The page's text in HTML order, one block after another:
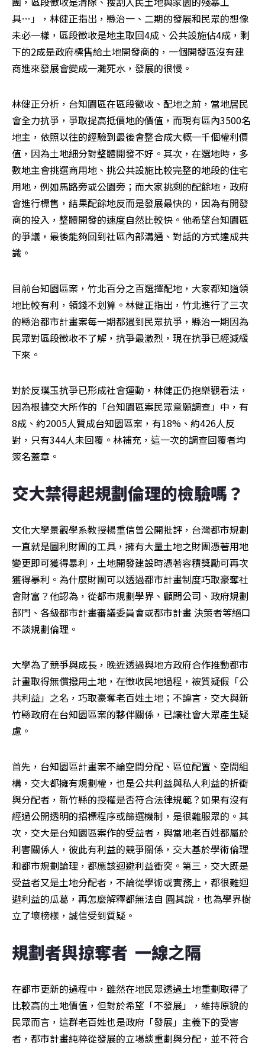
具…」，林健正指出，縣治一、二期的發展和民眾的想像
未必一樣，區段徵收是地主取回4成、公共設施佔4成，剩
下的2成是政府標售給土地開發商的，一個開發區沒有建
商進來發展會變成一灘死水，發展的很慢。
林健正分析，台知園區在區段徵收、配地之前，當地居民
會全力抗爭，爭取提高抵價地的價值，而現有區內3500名
地主，依照以往的經驗到最後會整合成大概一千個權利價
值，因為土地細分對整體開發不好。其次，在選地時，多
數地主會挑選商用地、挑公共設施比較完整的地段的住宅
用地，例如馬路旁或公園旁；而大家挑剩的配餘地，政府
會進行標售，結果配餘地反而是發展最快的，因為有開發
商的投入，整體開發的速度自然比較快。他希望台知園區
的爭議，最後能夠回到社區內部溝通、對話的方式達成共
識。
目前台知園區案，竹北百分之百選擇配地，大家都知道領
地比較有利，領錢不划算。林健正指出，竹北進行了三次
的縣治都市計畫案每一期都遇到民眾抗爭，縣治一期因為
民眾對區段徵收不了解，抗爭最激烈，現在抗爭已經減緩
下來。
對於反璞玉抗爭已形成社會運動，林健正仍抱樂觀看法，
因為根據交大所作的「台知園區案民眾意願調查」中，有
8成、約2005人贊成台知園區案，有18%、約426人反
對，只有344人未回覆。林補充，這一次的調查回覆者均
簽名蓋章。
交大禁得起規劃倫理的檢驗嗎？
文化大學景觀學系教授楊重信曾公開批評，台灣都市規劃
一直就是圖利財團的工具，擁有大量土地之財團憑著用地
變更即可獲得暴利，土地開發建設時憑著容積獎勵可再次
獲得暴利。為什麼財團可以透過都市計畫制度巧取豪奪社
會財富？他認為，從都市規劃學界、顧問公司、政府規劃
部門、各級都市計畫審議委員會或都市計畫 決策者等絕口
不談規劃倫理。
大學為了競爭與成長，晚近透過與地方政府合作推動都市
計畫取得無償撥用土地，在徵收民地過程，被質疑假「公
共利益」之名，巧取豪奪老百姓土地；不諱言，交大與新
竹縣政府在台知園區案的夥伴關係，已讓社會大眾產生疑
慮。
首先，台知園區計畫案不論空間分配、區位配置、空間組
構，交大都擁有規劃權，也是公共利益與私人利益的折衝
與分配者，新竹縣的授權是否符合法律規範？如果有沒有
經過公開透明的招標程序或篩選機制，是很難服眾的。其
次，交大是台知園區案作的受益者，與當地老百姓都屬於
利害關係人，彼此有利益的競爭關係，交大基於學術倫理
和都市規劃論理，都應該迴避利益衝突。第三，交大既是
受益者又是土地分配者，不論從學術或實務上，都很難迴
避利益的瓜葛，再怎麼解釋都無法自 圓其說，也為學界樹
立了壞榜樣，誠信受到質疑。
規劃者與掠奪者  一線之隔
在都市更新的過程中，雖然在地民眾透過土地重劃取得了
比較高的土地價值，但對於希望「不發展」，維持原貌的
民眾而言，這群老百姓也是政府「發展」主義下的受害
者，都市計畫純粹從發展的立場談重劃與分配，並不符合